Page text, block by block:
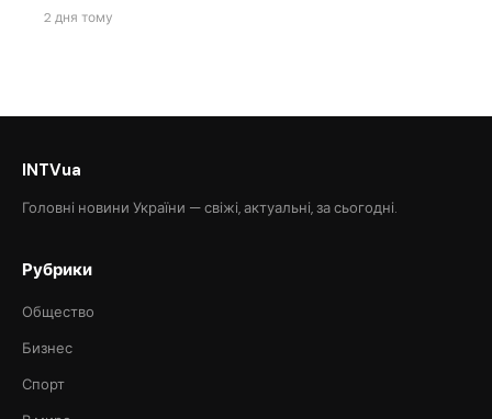
2 дня тому
INTVua
Головні новини України — свіжі, актуальні, за сьогодні.
Рубрики
Общество
Бизнес
Спорт